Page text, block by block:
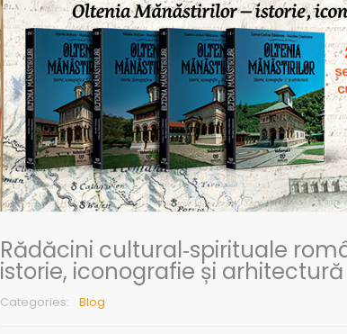
Rădăcini cultural‑spirituale
istorie, iconografie și arhitectură
Categories: Blog